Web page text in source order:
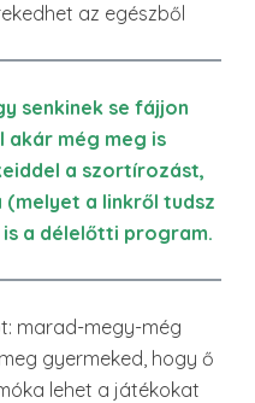
az egészből
senkinek se fájjon
akár még meg is
a szortírozást,
a linkről tudsz
a délelőtti program.
marad-megy-még
gyermeked, hogy ő
lehet a játékokat